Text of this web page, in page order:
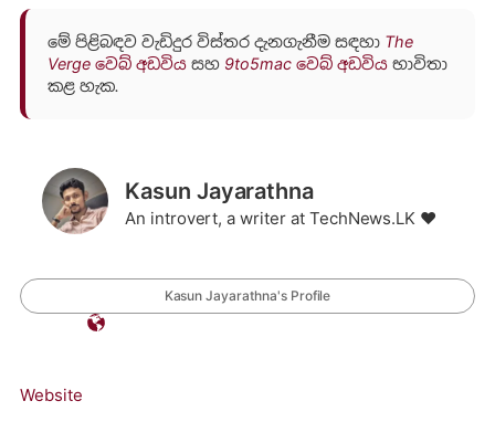
මේ පිළිබඳව වැඩිදුර විස්තර දැනගැනීම සඳහා The
Verge වෙබ් අඩවියසහ 9to5mac වෙබ් අඩවියභාවිතා
කළ හැක.
Kasun Jayarathna
An introvert, a writer at TechNews.LK ❤️
Kasun Jayarathna's Profile
Website